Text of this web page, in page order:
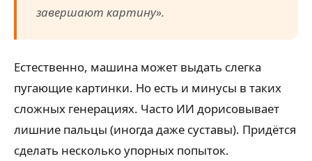
завершают картину».
Естественно, машина может выдать слегка
пугающие картинки. Но есть и минусы в таких
сложных генерациях. Часто ИИ дорисовывает
лишние пальцы (иногда даже суставы). Придётся
сделать несколько упорных попыток.